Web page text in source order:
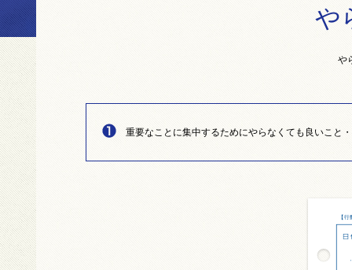
や
や
重要なことに集中するためにやらなくても良いこと